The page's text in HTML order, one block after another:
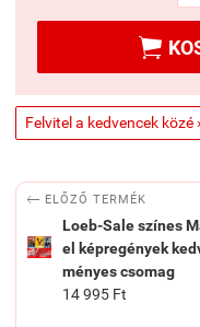

Felvitel a kedvencek közé
 ELŐZŐ TERMÉK
Loeb-Sale színes
el képregények
ményes csomag
14 995 Ft